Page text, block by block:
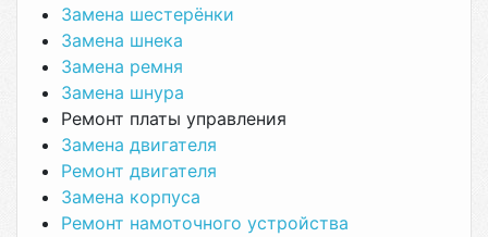
Замена шестерёнки
Замена шнека
Замена ремня
Замена шнура
Ремонт платы управления
Замена двигателя
Ремонт двигателя
Замена корпуса
Ремонт намоточного устройства